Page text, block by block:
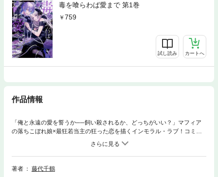
毒を喰らわば愛まで 第1巻
759
試し読み カートへ
作品情報
「俺と永遠の愛を誓うか──飼い殺されるか、どっちがいい？」マフィア
の落ちこぼれ娘×最狂若当主の狂った恋を描くインモラル・ラブ！コミッ
クス限定描き下ろし特別漫画も収録！裏社会を牛耳る五大組織の一角、ア
ルカディア家当主の落とし子・ルチアーナ。孤児院を営む穏やかな日々
は、現当主（キング）からの招集命令で一変した。婚約者を伴い次期当主
を決める「宣誓式」に出なければ、永久追放されるというのだ。自らの命
著者
藤代千鶴